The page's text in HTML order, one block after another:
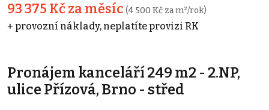
93 375 Kč za měsíc (4 500 Kč za m²/rok)
+ provozní náklady, neplatíte provizi RK
Pronájem kanceláří 249 m2 - 2.NP,
ulice Přízová, Brno - střed